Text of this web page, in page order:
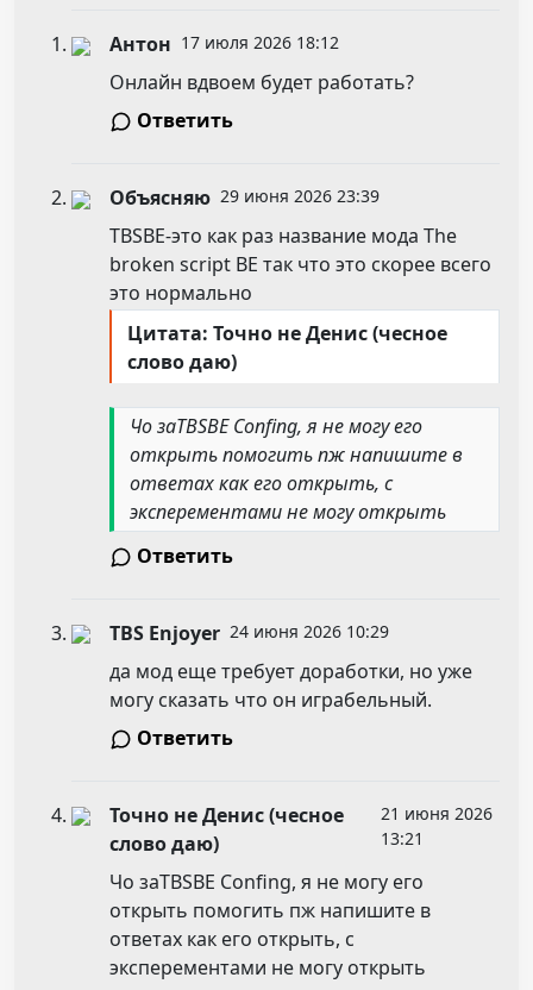
Антон 17 июля 2026 18:12
Онлайн вдвоем будет работать?
Ответить
Объясняю 29 июня 2026 23:39
TBSBE-это как раз название мода The
broken script BE так что это скорее всего
это нормально
Цитата: Точно не Денис (чесное
слово даю)
Чо заTBSBE Confing, я не могу его
открыть помогить пж напишите в
ответах как его открыть, с
эксперементами не могу открыть
Ответить
TBS Enjoyer 24 июня 2026 10:29
да мод еще требует доработки, но уже
могу сказать что он играбельный.
Ответить
Точно не Денис (чесное
слово даю)
21 июня 2026
13:21
Чо заTBSBE Confing, я не могу его
открыть помогить пж напишите в
ответах как его открыть, с
эксперементами не могу открыть